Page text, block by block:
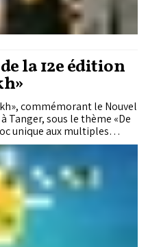
la 12e édition
commémorant le Nouvel
Tanger, sous le thème «De
unique aux multiples